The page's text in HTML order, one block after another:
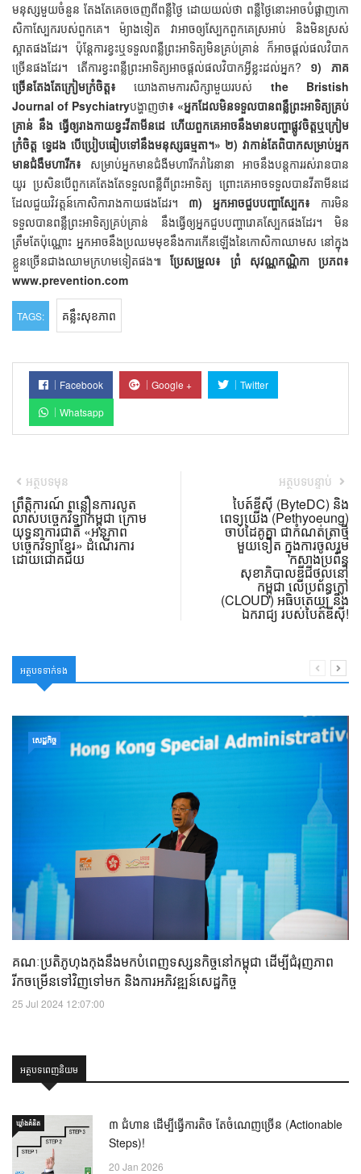
មនុស្សមួយចំនួន តែងតែគេចចេញពីពន្លឺថ្ងៃ ដោយយល់ថា ពន្លឺថ្ងៃនោះអាចបំផ្លាញកោ
សិកាស្បែករបស់ពួកគេ។ ម៉្យាងទៀត វាអាចឲ្យស្បែកពួកគេស្រអាប់ និងមិនស្រស់
ស្អាតផងដែរ។ ប៉ុន្តែការខ្វះឬទទួលពន្លឺព្រះអាទិត្យមិនគ្រប់គ្រាន់ ក៏អាចផ្តល់ផលវិបាក
ច្រើនផងដែរ។ តើការខ្វះពន្លឺព្រះអាទិត្យអាចផ្ដល់ផលវិបាកអ្វីខ្លះដល់អ្នក? ១) ភាគ
ច្រើនតែងតែក្រៀមក្រំចិត្ត៖ យោងតាមការសិក្សាមួយរបស់ the Bristish
Journal of Psychiatryបង្ហាញថា៖ «អ្នកដែលមិនទទួលបានពន្លឺព្រះអាទិត្យគ្រប់
គ្រាន់ នឹង ធ្វើឲ្យរាងកាយខ្វះវីតាមីនដេ ហើយពួកគេអាចនឹងមានបញ្ហាផ្លូវចិត្តឬក្រៀម
ក្រំចិត្ត ទ្វេដង បើប្រៀបធៀបទៅនឹងមនុស្សធម្មតា។» ២) វាកាន់តែពិបាកសម្រាប់អ្នក
មានជំងឺមហារីក៖ សម្រាប់អ្នកមានជំងឺមហារីករាំរៃនានា អាចនឹងបន្តការរស់រានបាន
យូរ ប្រសិនបើពួកគេតែងតែទទួលពន្លឺពីព្រះអាទិត្យ ព្រោះគេអាចទទួលបានវីតាមីនដេ
ដែលជួយវិវត្តន៍កោសិការាងកាយផងដែរ។ ៣) អ្នកអាចជួបបញ្ហាស្បែក៖ ការមិន
ទទួលបានពន្លឺព្រះអាទិត្យគ្រប់គ្រាន់ នឹងធ្វើឲ្យអ្នកជួបបញ្ហារោគស្បែកផងដែរ។ មិន
ត្រឹមតែប៉ុណ្ណោះ អ្នកអាចនឹងប្រឈមមុខនឹងការកើនឡើងនៃកោសិកាឈាមស នៅក្នុង
ខ្លួនច្រើនជាងឈាមក្រហមទៀតផង៕ប្រែសម្រួល៖ ព្រំ សុវណ្ណកណ្ណិកា ប្រភព៖
www.prevention.com
TAGS: គន្លឹះសុខភាព
Facebook Google +
Twitter
Whatsapp
អត្ថបទមុន
ព្រឹត្តិការណ៍ ពន្លឿនការលូត
លាស់បច្ចេកវិទ្យាកម្ពុជា ក្រោម
យុទ្ធនាការជាតិ «អនុភាព
បច្ចេកវិទ្យាខ្មែរ» ដំណើរការ
ដោយជោគជ័យ
អត្ថបទបន្ទាប់
បៃត៍ឌីស៊ី (ByteDC) និង
ពេទ្យយើង (Pethyoeung)
ចាប់ដៃគូគ្នា ជាកំណត់ត្រាថ្មី
មួយទៀត ក្នុងការចូលរួម
កសាងប្រព័ន្ធ
សុខាភិបាលឌីជីថល​នៅ
កម្ពុជា លើប្រព័ន្ធក្លៅ
(CLOUD) អធិបតេយ្យ និង
ឯករាជ្យ របស់បៃត៍ឌីស៊ី!
អត្ថបទទាក់ទង
សេដ្ឋកិច្ច
គណៈប្រតិភូហុងកុងនឹងមកបំពេញទស្សនកិច្ចនៅកម្ពុជា ដើម្បីជំរុញភាព
រីកចម្រើនទៅវិញទៅមក និងការអភិវឌ្ឍន៍សេដ្ឋកិច្ច
25 Jul 2024 12:07:00
អត្ថបទពេញនិយម
ឃ្លាំង​គំនិត
៣ ជំហាន ដើម្បីធ្វើការតិច តែចំណេញច្រើន (Actionable
Steps)!
20 Jan 2026